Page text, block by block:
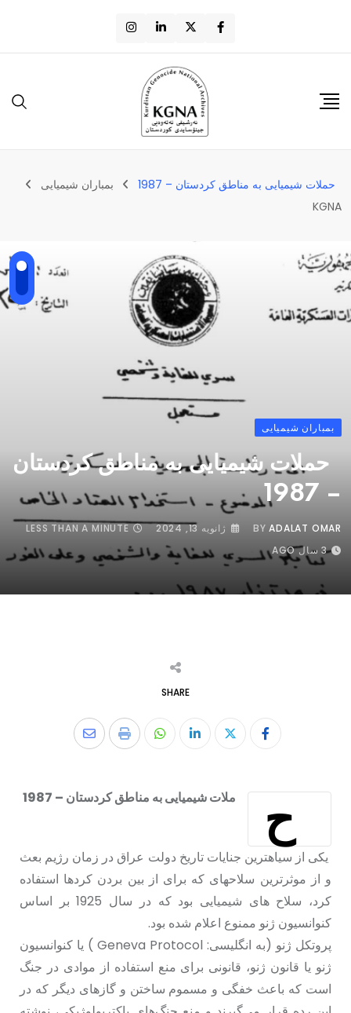
حملات شیمیایی به مناطق کردستان – 1987
بمباران شیمیایی
KGNA
بمباران شیمیایی
حملات شیمیایی به مناطق کردستان
– 1987
BYADALAT OMAR ژانویه 13, 2024
LESS THAN A MINUTE
3 سال AGO
SHARE
ح ملات شیمیایی به مناطق کردستان – 1987
یکی از سیاهترین جنایات تاریخ دولت عراق در زمان رژیم بعث
و از موثرترین سلاحهای که برای از بین بردن کردها استفاده
کرد، سلاح های شیمیایی بود که در سال 1925 بر اساس
کنوانسیون ژنو ممنوع اعلام شدە بود.
پروتکل ژنو (به انگلیسی: Geneva Protocol ) یا کنوانسیون
ژنو یا قانون ژنو، قانونی برای منع استفاده از موادی در جنگ
است که باعث خفگی و مسموم ساختن و گازهای دیگر که در